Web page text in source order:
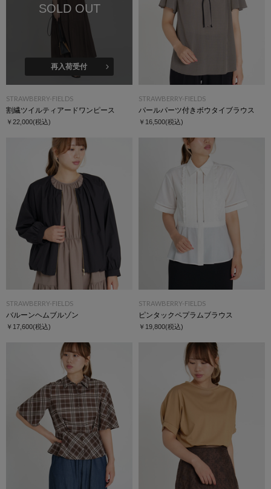
SOLD OUT
再入荷受付
STRAWBERRY-FIELDS
割繊ツイルティアードワンピース
￥22,000(税込)
STRAWBERRY-FIELDS
パールパーツ付きボウタイブラウス
￥16,500(税込)
STRAWBERRY-FIELDS
バルーンヘムブルゾン
￥17,600(税込)
STRAWBERRY-FIELDS
ピンタックペプラムブラウス
￥19,800(税込)